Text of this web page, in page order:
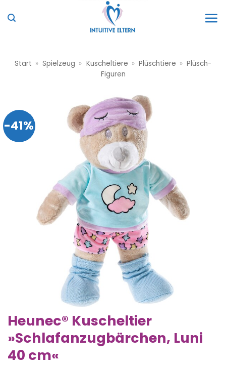
Inhalt
Start » Spielzeug » Kuscheltiere » Plüschtiere » Plüsch-
Figuren
-41%
Heunec® Kuscheltier
»Schlafanzugbärchen, Luni
40 cm«